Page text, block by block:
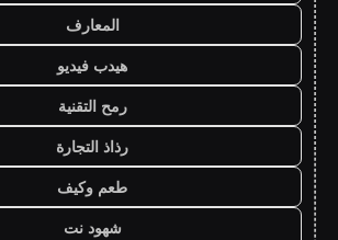
المعارف
هيدب فيديو
رمح التقنية
رذاذ التجارة
طعم وكيف
شهود نت